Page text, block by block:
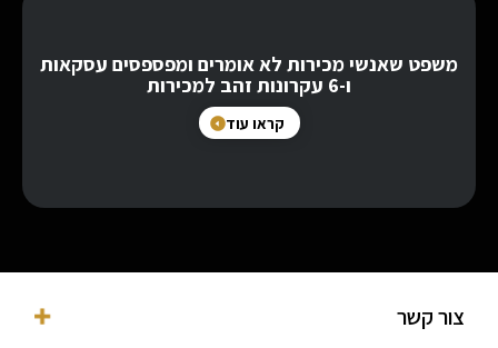
משפט שאנשי מכירות לא אומרים ומפספסים עסקאות
ו-6 עקרונות זהב למכירות
קראו עוד
צור קשר